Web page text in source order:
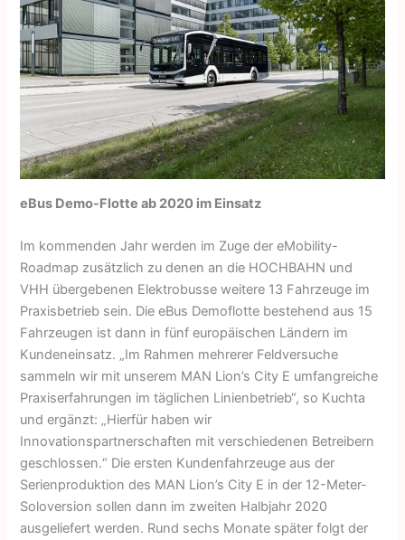
eBus Demo-Flotte ab 2020 im Einsatz
Im kommenden Jahr werden im Zuge der eMobility-
Roadmap zusätzlich zu denen an die HOCHBAHN und
VHH übergebenen Elektrobusse weitere 13 Fahrzeuge im
Praxisbetrieb sein. Die eBus Demoflotte bestehend aus 15
Fahrzeugen ist dann in fünf europäischen Ländern im
Kundeneinsatz. „Im Rahmen mehrerer Feldversuche
sammeln wir mit unserem MAN Lion’s City E umfangreiche
Praxiserfahrungen im täglichen Linienbetrieb“, so Kuchta
und ergänzt: „Hierfür haben wir
Innovationspartnerschaften mit verschiedenen Betreibern
geschlossen.“ Die ersten Kundenfahrzeuge aus der
Serienproduktion des MAN Lion’s City E in der 12-Meter-
Soloversion sollen dann im zweiten Halbjahr 2020
ausgeliefert werden. Rund sechs Monate später folgt der